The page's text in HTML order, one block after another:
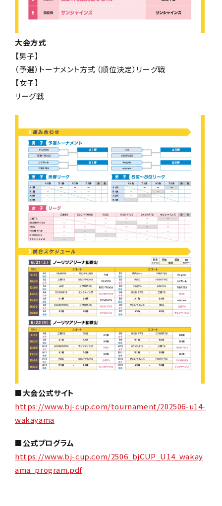
大会方式
【男子】
（予選） トーナメント方式 （順位決定）リーグ戦
【女子】
リーグ戦
■大会公式サイト
https://www.bj-cup.com/tournament/202506-u14-
wakayama
■公式プログラム
https://www.bj-cup.com/2506_bjCUP_U14_wakay
ama_program.pdf